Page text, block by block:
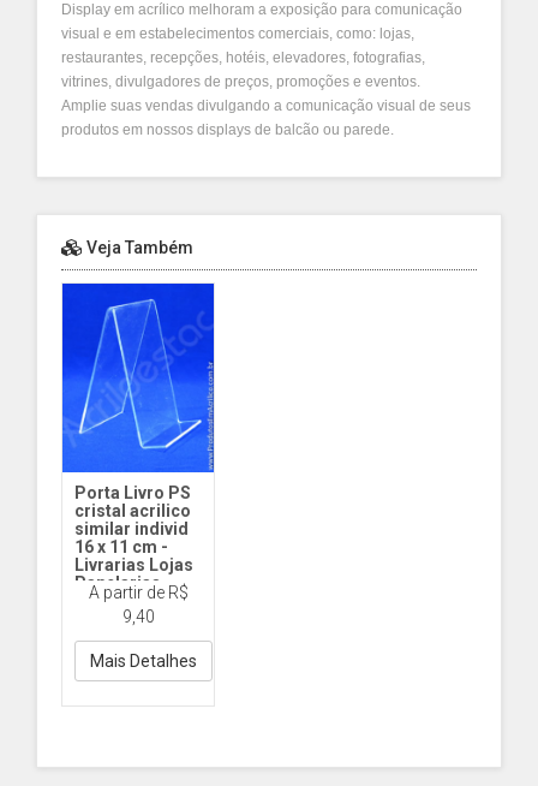
Display em acrílico melhoram a exposição para comunicação
visual e em estabelecimentos comerciais, como: lojas,
restaurantes, recepções, hotéis, elevadores, fotografias,
vitrines, divulgadores de preços, promoções e eventos.
Amplie suas vendas divulgando a comunicação visual de seus
produtos em nossos displays de balcão ou parede.
Veja Também
Porta Livro PS
cristal acrilico
similar individ
16 x 11 cm -
Livrarias Lojas
Papelarias
Estantes
PL1200 16x11 -
PS
A partir de R$
9,40
Mais Detalhes